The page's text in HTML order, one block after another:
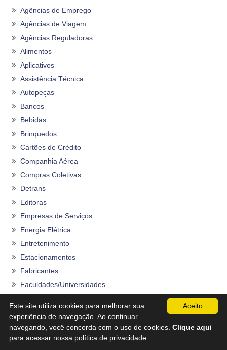
Agências de Emprego
Agências de Viagem
Agências Reguladoras
Alimentos
Aplicativos
Assistência Técnica
Autopeças
Bancos
Bebidas
Brinquedos
Cartões de Crédito
Companhia Aérea
Compras Coletivas
Detrans
Editoras
Empresas de Serviços
Energia Elétrica
Entretenimento
Estacionamentos
Fabricantes
Faculdades/Universidades
Fraldas Descartáveis
Grandes Magazines
Aceito
Este site utiliza cookies para melhorar sua
experiência de navegação. Ao continuar
navegando, você concorda com o uso de cookies. Clique aqui
para acessar nossa política de privacidade.